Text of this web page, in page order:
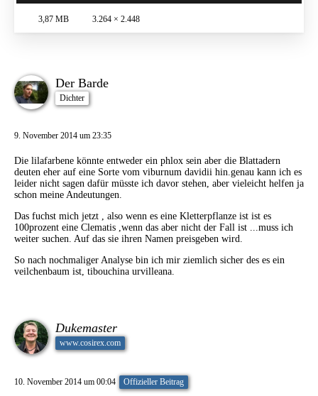
3,87 MB 3.264 × 2.448
Der Barde
Dichter
9. November 2014 um 23:35
Die lilafarbene könnte entweder ein phlox sein aber die Blattadern
deuten eher auf eine Sorte vom viburnum davidii hin.genau kann ich es
leider nicht sagen dafür müsste ich davor stehen, aber vieleicht helfen ja
schon meine Andeutungen.
Das fuchst mich jetzt , also wenn es eine Kletterpflanze ist ist es
100prozent eine Clematis ,wenn das aber nicht der Fall ist ...muss ich
weiter suchen. Auf das sie ihren Namen preisgeben wird.
So nach nochmaliger Analyse bin ich mir ziemlich sicher des es ein
veilchenbaum ist, tibouchina urvilleana.
Dukemaster
www.cosirex.com
10. November 2014 um 00:04 Offizieller Beitrag